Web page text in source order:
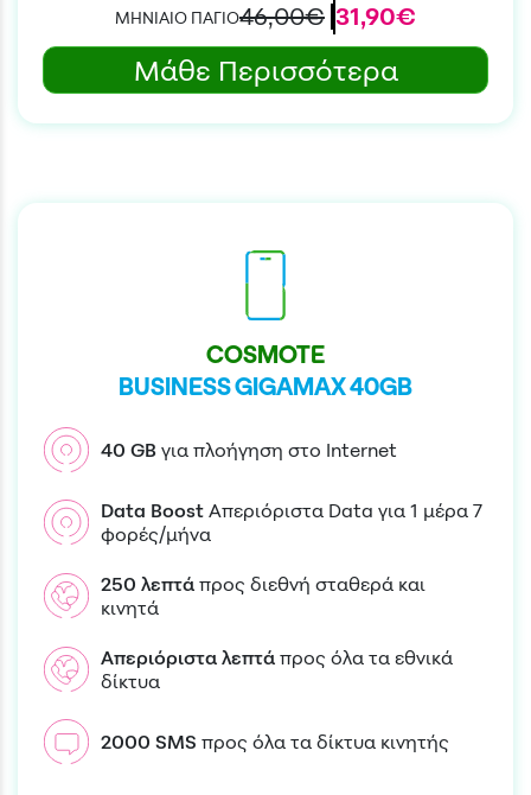
ΜΗΝΙΑΙΟ ΠΑΓΙΟ46,00€ 31,90€
Μάθε Περισσότερα
COSMOTE
BUSINESS GIGAMAX 40GB
40 GB για πλοήγηση στο Internet
Data Boost Απεριόριστα Data για 1 μέρα 7
φορές/μήνα
250 λεπτά προς διεθνή σταθερά και
κινητά
Απεριόριστα λεπτά προς όλα τα εθνικά
δίκτυα
2000 SMS προς όλα τα δίκτυα κινητής